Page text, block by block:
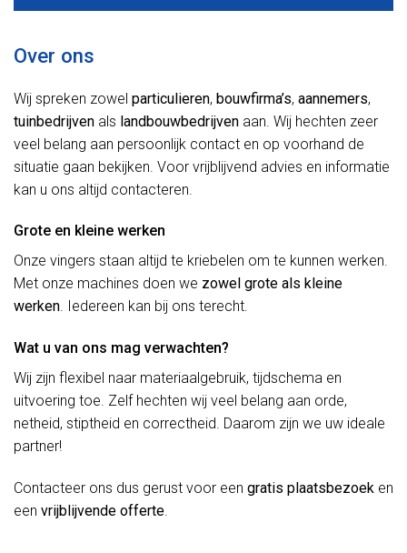
Over ons
Wij spreken zowel particulieren, bouwfirma’s, aannemers,
tuinbedrijven als landbouwbedrijven aan. Wij hechten zeer
veel belang aan persoonlijk contact en op voorhand de
situatie gaan bekijken. Voor vrijblijvend advies en informatie
kan u ons altijd contacteren.
Grote en kleine werken
Onze vingers staan altijd te kriebelen om te kunnen werken.
Met onze machines doen we zowel grote als kleine
werken. Iedereen kan bij ons terecht.
Wat u van ons mag verwachten?
Wij zijn flexibel naar materiaalgebruik, tijdschema en
uitvoering toe. Zelf hechten wij veel belang aan orde,
netheid, stiptheid en correctheid. Daarom zijn we uw ideale
partner!
Contacteer ons dus gerust voor een gratis plaatsbezoek en
een vrijblijvende offerte.